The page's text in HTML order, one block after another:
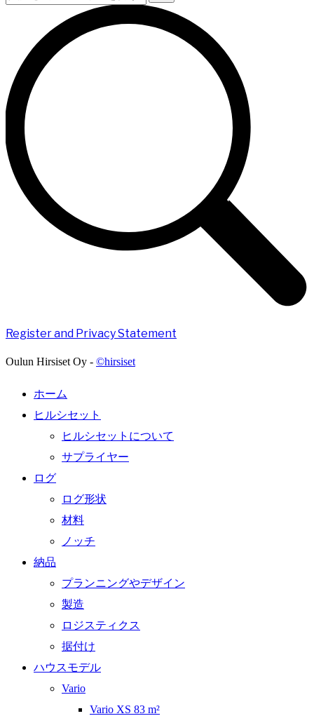
window
window
new
window
new
window
Register and Privacy Statement
Oulun Hirsiset Oy - ©hirsiset
ホーム
ヒルシセット
ヒルシセットについて
サプライヤー
ログ
ログ形状
材料
ノッチ
納品
プランニングやデザイン
製造
ロジスティクス
据付け
ハウスモデル
Vario
Vario XS 83 m²